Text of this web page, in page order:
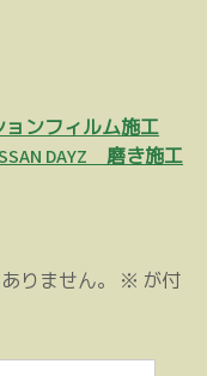
ョンフィルム施工
DAYZ 磨き施工
りません。 ※ が付